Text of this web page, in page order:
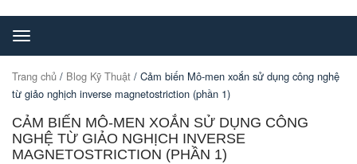
Toggle
navigation
Trang chủ / Blog Kỹ Thuật / Cảm biến Mô-men xoắn sử dụng công nghệ
từ giảo nghịch inverse magnetostriction (phần 1)
CẢM BIẾN MÔ-MEN XOẮN SỬ DỤNG CÔNG
NGHỆ TỪ GIẢO NGHỊCH INVERSE
MAGNETOSTRICTION (PHẦN 1)